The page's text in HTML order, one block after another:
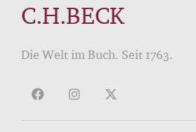
C.H.BECK
Die Welt im Buch. Seit 1763.